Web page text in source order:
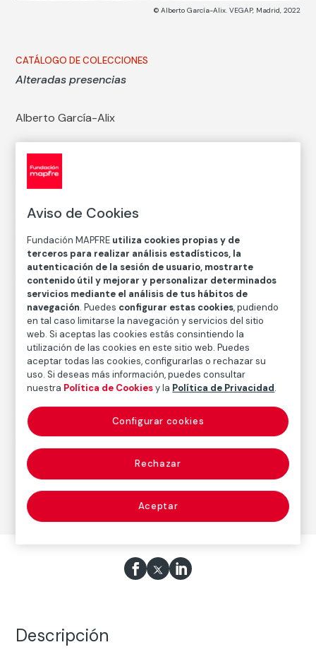
© Alberto García-Alix. VEGAP, Madrid, 2022
CATÁLOGO DE COLECCIONES
Alteradas presencias
Alberto García-Alix
Técnica
Copia en papel baritado con emulsión de gelatina y
plata
Medidas mancha: 47,9 × 47,3 cm
Medidas papel: 57,2 × 50,1 cm
Inventario
FM002208
Fecha
2009
Inscripción/Leyenda
7/7
Autor
Alberto García-Alix
Nacimiento: León, 1956
Fotografía
Descripción
Aviso de Cookies
Fundación MAPFRE utiliza cookies propias y de
terceros para realizar análisis estadísticos, la
autenticación de la sesión de usuario, mostrarte
contenido útil y mejorar y personalizar determinados
servicios mediante el análisis de tus hábitos de
navegación. Puedes configurar estas cookies, pudiendo
en tal caso limitarse la navegación y servicios del sitio
web. Si aceptas las cookies estás consintiendo la
utilización de las cookies en este sitio web. Puedes
aceptar todas las cookies, configurarlas o rechazar su
uso. Si deseas más información, puedes consultar
nuestra Política de Cookiesy la Política de Privacidad.
Rechazar
Aceptar
Configurar cookies